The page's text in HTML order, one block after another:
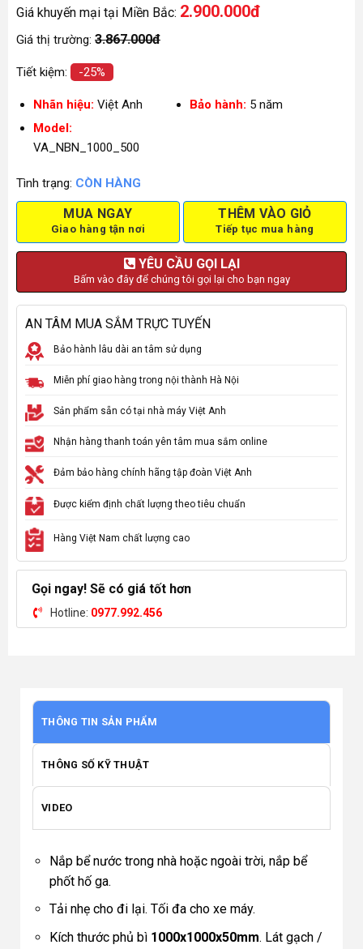
hạng55
Giá khuyến mại tại Miền Bắc: 2.900.000đ
Giá thị trường: 3.867.000đ
Tiết kiệm: -25%
Nhãn hiệu: Việt Anh Bảo hành: 5 năm
Model:
VA_NBN_1000_500
Tình trạng: CÒN HÀNG
MUA NGAY
Giao hàng tận nơi
THÊM VÀO GIỎ
Tiếp tục mua hàng
YÊU CẦU GỌI LẠI
Bấm vào đây để chúng tôi gọi lại cho bạn ngay
AN TÂM MUA SẮM TRỰC TUYẾN
Bảo hành lâu dài an tâm sử dụng
Miễn phí giao hàng trong nội thành Hà Nội
Sản phẩm sẵn có tại nhà máy Việt Anh
Nhận hàng thanh toán yên tâm mua sắm online
Đảm bảo hàng chính hãng tập đoàn Việt Anh
Được kiểm định chất lượng theo tiêu chuẩn
Hàng Việt Nam chất lượng cao
Gọi ngay! Sẽ có giá tốt hơn
Hotline: 0977.992.456
THÔNG TIN SẢN PHẨM
THÔNG SỐ KỸ THUẬT
VIDEO
Nắp bể nước trong nhà hoặc ngoài trời, nắp bể
phốt hố ga.
Tải nhẹ cho đi lại. Tối đa cho xe máy.
Kích thước phủ bì 1000x1000x50mm. Lát gạch /